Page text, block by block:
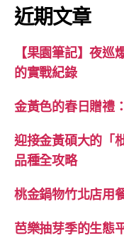
近期文章
【果園筆記】夜
的實戰紀錄
金黃色的春日贈禮
迎接金黃碩大的「
品種全攻略
桃金鍋物竹北店用
芭樂抽芽季的生態